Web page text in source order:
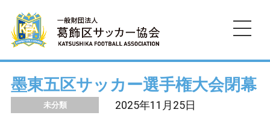
墨東五区サッカー選手権大会閉幕
未分類 2025年11月25日
HOME
お知らせ